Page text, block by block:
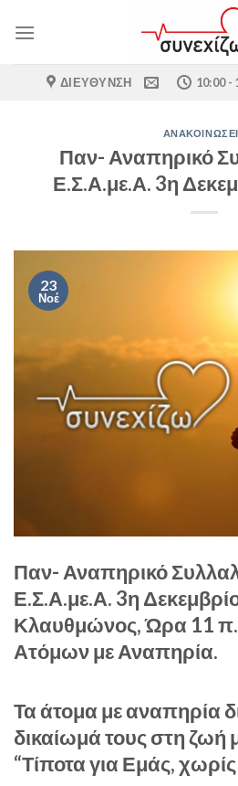
ΔΙΕΎΘΥΝΣΗ 10:00 -
Παν- Αναπηρικό
Ε.Σ.Α.με.Α. 3η
23
Νοέ
Παν- Αναπηρικό
Ε.Σ.Α.με.Α. 3η
Κλαυθμώνος, Ώρα 11
Ατόμων με Αναπηρία.
Τα άτομα με αναπηρία
δικαίωμά τους στη ζωή
“Τίποτα για Εμάς,